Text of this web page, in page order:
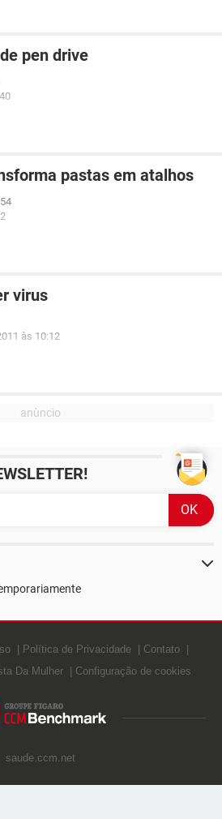
pen drive
pastas em atalhos
virus
às 10:12
Política de Privacidade
Contato
Da Mulher Configuração de cookies
saude.ccm.net